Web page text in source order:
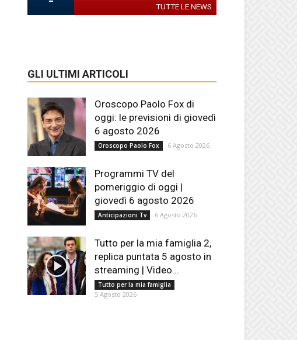
TUTTE LE NEWS
GLI ULTIMI ARTICOLI
Oroscopo Paolo Fox di
oggi: le previsioni di giovedì
6 agosto 2026
Oroscopo Paolo Fox 6 Agosto 2026
Programmi TV del
pomeriggio di oggi |
giovedì 6 agosto 2026
Anticipazioni Tv 6 Agosto 2026
Tutto per la mia famiglia 2,
replica puntata 5 agosto in
streaming | Video...
Tutto per la mia famiglia
5 Agosto 2026